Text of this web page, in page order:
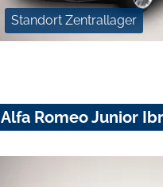
Standort Zentrallager
Alfa Romeo Junior